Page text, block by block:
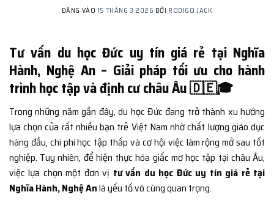
ĐĂNG VÀO 15 THÁNG 3 2026 BỞI RODIGO JACK
Tư vấn du học Đức uy tín giá rẻ tại Nghĩa
Hành, Nghệ An – Giải pháp tối ưu cho hành
trình học tập và định cư châu Âu 🇩🇪🎓
Trong những năm gần đây, du học Đức đang trở thành xu hướng
lựa chọn của rất nhiều bạn trẻ Việt Nam nhờ chất lượng giáo dục
hàng đầu, chi phí học tập thấp và cơ hội việc làm rộng mở sau tốt
nghiệp. Tuy nhiên, để hiện thực hóa giấc mơ học tập tại châu Âu,
việc lựa chọn một đơn vị tư vấn du học Đức uy tín giá rẻ tại
Nghĩa Hành, Nghệ Anlà yếu tố vô cùng quan trọng.